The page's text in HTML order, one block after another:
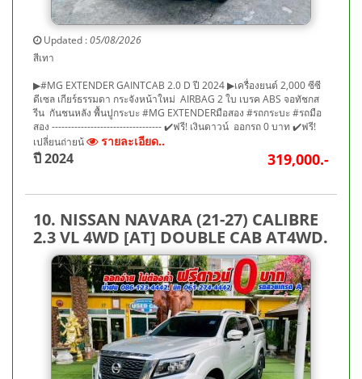
Updated :05/08/2026
สีเทา
▶#MG EXTENDER GAINTCAB 2.0 D ปี 2024 ▶เครื่องยนต์ 2,000 ซีซี
ดีเซล เกียร์ธรรมดา กระจังหน้าใหม่ AIRBAG 2 ใบ เบรค ABS จอทัชกส
รีน กันชนหลัง พื้นปูกระบะ #MG EXTENDERมือสอง #รถกระบะ #รถมือ
สอง ---------------------------------- ✔️ฟรี! เงินดาวน์ ออกรถ 0 บาท ✔️ฟรี!
เปลี่ยนถ่ายน้
รายละเอียด..
ปี 2024 319,000.-
10. NISSAN NAVARA (21-27) CALIBRE
2.3 VL 4WD [AT] DOUBLE CAB AT4WD.